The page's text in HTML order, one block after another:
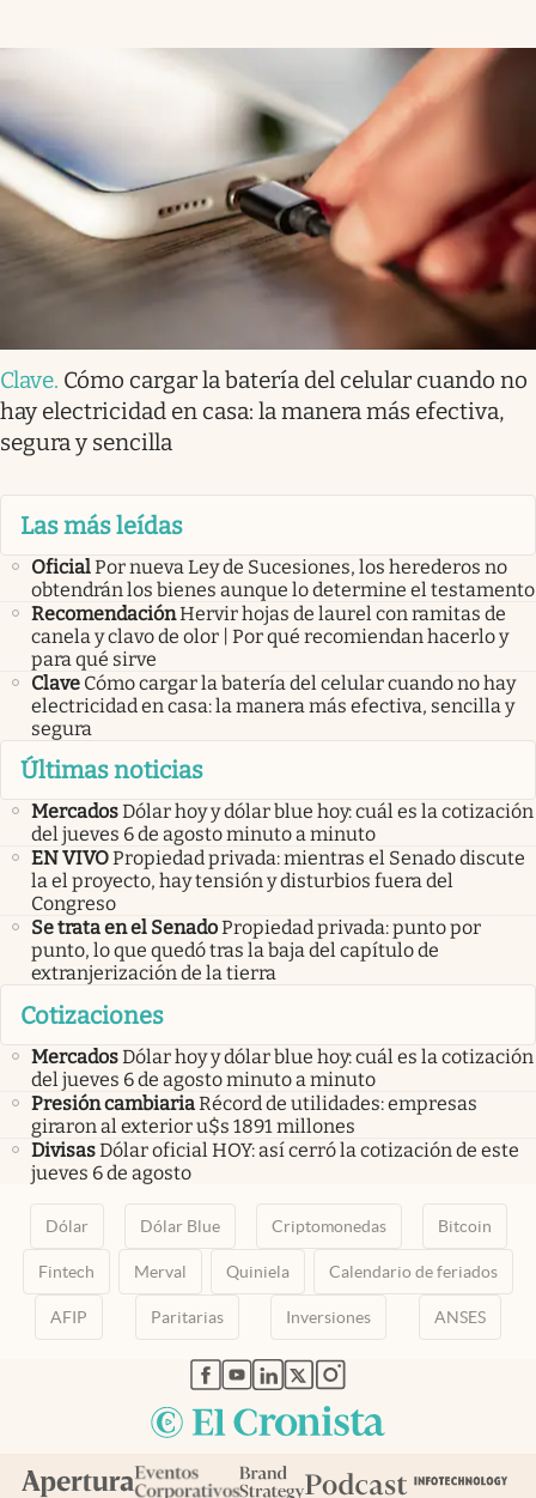
Clave. Cómo cargar la batería del celular cuando no
hay electricidad en casa: la manera más efectiva,
segura y sencilla
Las más leídas
OficialPor nueva Ley de Sucesiones, los herederos no
obtendrán los bienes aunque lo determine el testamento
RecomendaciónHervir hojas de laurel con ramitas de
canela y clavo de olor | Por qué recomiendan hacerlo y
para qué sirve
Clave Cómo cargar la batería del celular cuando no hay
electricidad en casa: la manera más efectiva, sencilla y
segura
Últimas noticias
MercadosDólar hoy y dólar blue hoy: cuál es la cotización
del jueves 6 de agosto minuto a minuto
EN VIVOPropiedad privada: mientras el Senado discute
la el proyecto, hay tensión y disturbios fuera del
Congreso
Se trata en el SenadoPropiedad privada: punto por
punto, lo que quedó tras la baja del capítulo de
extranjerización de la tierra
Cotizaciones
MercadosDólar hoy y dólar blue hoy: cuál es la cotización
del jueves 6 de agosto minuto a minuto
Presión cambiariaRécord de utilidades: empresas
giraron al exterior u$s 1891 millones
DivisasDólar oficial HOY: así cerró la cotización de este
jueves 6 de agosto
Dólar Dólar Blue Criptomonedas Bitcoin
Fintech Merval Quiniela Calendario de feriados
AFIP Paritarias Inversiones ANSES
abre en nueva pestaña
abre en nueva pestaña
abre en nueva pestaña
abre en nueva pestaña
abre en nueva pestaña